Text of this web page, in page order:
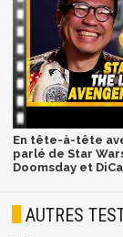
En tête-à-tête
parlé de Star
Doomsday et
AUTRES